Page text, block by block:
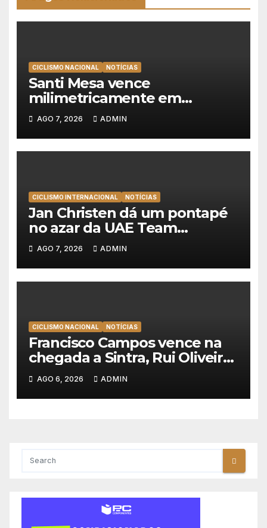
CICLISMO NACIONAL NOTÍCIAS
Santi Mesa vence
milimetricamente em
Albufeira, Rui Oliveira
mantém a amarela da Volta a
Portugal
AGO 7, 2026 ADMIN
CICLISMO INTERNACIONAL NOTÍCIAS
Jan Christen dá um pontapé
no azar da UAE Team
Emirates e vence na Volta a
Polónia
AGO 7, 2026 ADMIN
CICLISMO NACIONAL NOTÍCIAS
Francisco Campos vence na
chegada a Sintra, Rui Oliveira
veste de amarelo na Volta a
Portugal
AGO 6, 2026 ADMIN